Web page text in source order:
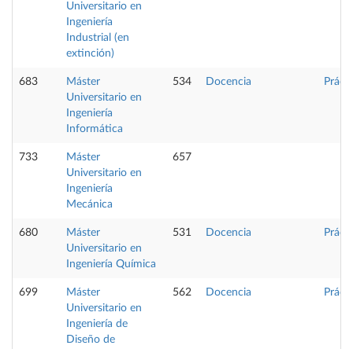
Universitario en
Ingeniería
Industrial (en
extinción)
683
Máster
Universitario en
Ingeniería
Informática
534 Docencia
733
Máster
Universitario en
Ingeniería
Mecánica
657
680
Máster
Universitario en
Ingeniería Química
531 Docencia
699
Máster
Universitario en
Ingeniería de
Diseño de
562 Docencia